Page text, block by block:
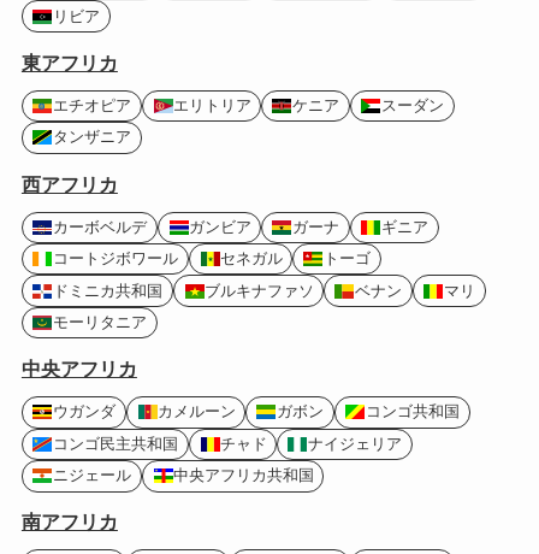
リビア
東アフリカ
エチオピア エリトリア ケニア
スーダン
タンザニア
西アフリカ
カーボベルデ ガンビア ガーナ
ギニア
コートジボワール
セネガル
トーゴ
ドミニカ共和国
ブルキナファソ ベナン
マリ
モーリタニア
中央アフリカ
ウガンダ カメルーン ガボン
コンゴ共和国
コンゴ民主共和国
チャド
ナイジェリア
ニジェール
中央アフリカ共和国
南アフリカ